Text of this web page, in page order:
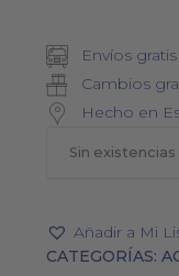
cliente
Envíos
Cambios
Hecho en
Sin existencias
Añadir a Mi
CATEGORÍAS: